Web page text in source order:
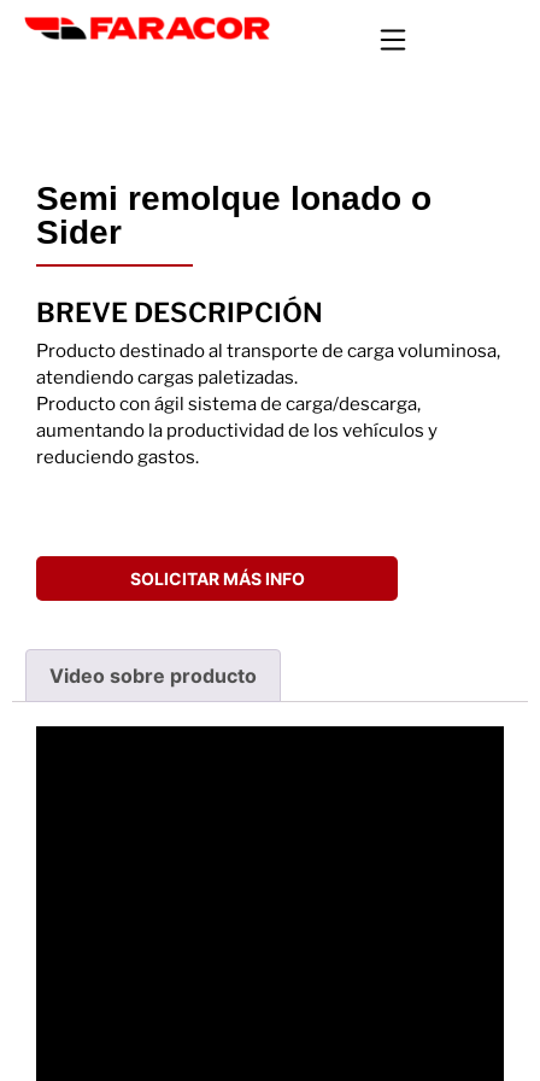
Semi remolque lonado o
Sider
BREVE DESCRIPCIÓN
Producto destinado al transporte de carga voluminosa,
atendiendo cargas paletizadas.
Producto con ágil sistema de carga/descarga,
aumentando la productividad de los vehículos y
reduciendo gastos.
SOLICITAR MÁS INFO
Video sobre producto